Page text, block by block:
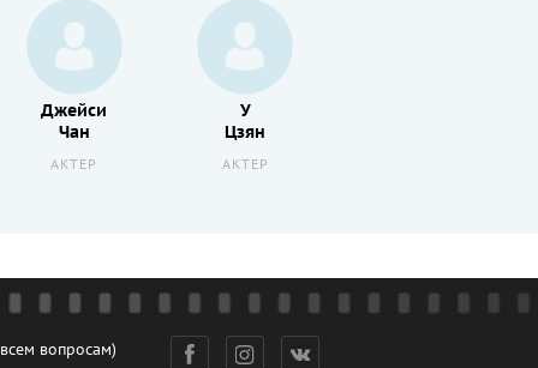
Джейси
Чан
АКТЕР
У
Цзян
АКТЕР
вопросам)